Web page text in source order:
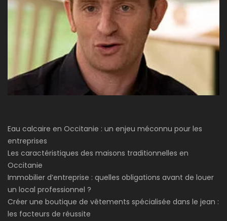
Eau calcaire en Occitanie : un enjeu méconnu pour les
entreprises
Les caractéristiques des maisons traditionnelles en
Occitanie
Immobilier d’entreprise : quelles obligations avant de louer
un local professionnel ?
Créer une boutique de vêtements spécialisée dans le jean :
les facteurs de réussite